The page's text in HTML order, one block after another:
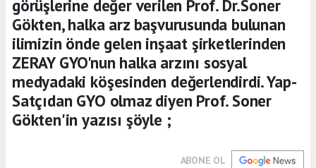
görüşlerine değer verilen Prof. Dr.Soner
Gökten, halka arz başvurusunda bulunan
ilimizin önde gelen inşaat şirketlerinden
ZERAY GYO'nun halka arzını sosyal
medyadaki köşesinden değerlendirdi. Yap-
Satçıdan GYO olmaz diyen Prof. Soner
Gökten'in yazısı şöyle ;
ABONE OL